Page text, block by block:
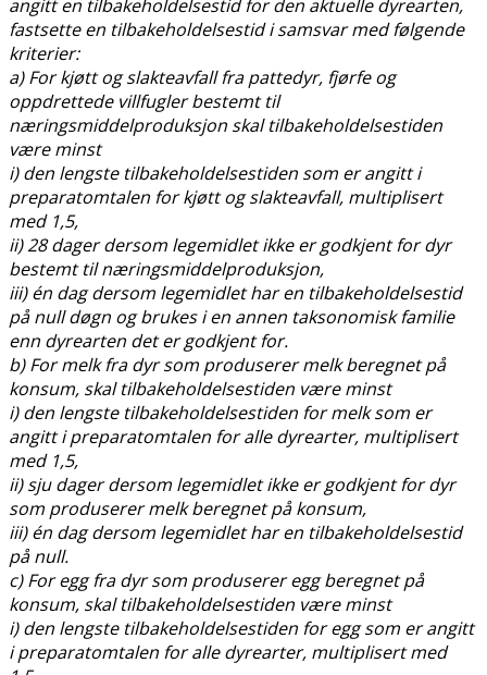
angitt en tilbakeholdelsestid for den aktuelle dyrearten,
fastsette en tilbakeholdelsestid i samsvar med følgende
kriterier:
a) For kjøtt og slakteavfall fra pattedyr, fjørfe og
oppdrettede villfugler bestemt til
næringsmiddelproduksjon skal tilbakeholdelsestiden
være minst
i) den lengste tilbakeholdelsestiden som er angitt i
preparatomtalen for kjøtt og slakteavfall, multiplisert
med 1,5,
ii) 28 dager dersom legemidlet ikke er godkjent for dyr
bestemt til næringsmiddelproduksjon,
iii) én dag dersom legemidlet har en tilbakeholdelsestid
på null døgn og brukes i en annen taksonomisk familie
enn dyrearten det er godkjent for.
b) For melk fra dyr som produserer melk beregnet på
konsum, skal tilbakeholdelsestiden være minst
i) den lengste tilbakeholdelsestiden for melk som er
angitt i preparatomtalen for alle dyrearter, multiplisert
med 1,5,
ii) sju dager dersom legemidlet ikke er godkjent for dyr
som produserer melk beregnet på konsum,
iii) én dag dersom legemidlet har en tilbakeholdelsestid
på null.
c) For egg fra dyr som produserer egg beregnet på
konsum, skal tilbakeholdelsestiden være minst
i) den lengste tilbakeholdelsestiden for egg som er angitt
i preparatomtalen for alle dyrearter, multiplisert med